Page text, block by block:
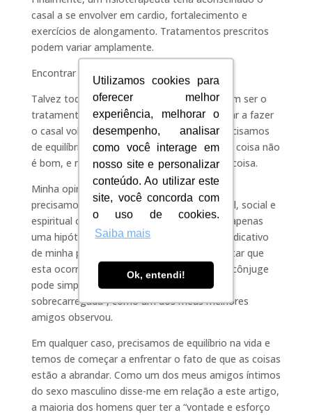
Utilizamos cookies para
oferecer melhor
experiência, melhorar o
desempenho, analisar
como você interage em
nosso site e personalizar
conteúdo. Ao utilizar este
site, você concorda com
o uso de cookies.
Saiba mais
Ok, entendi!
Utilizamos cookies para
oferecer melhor
experiência, melhorar o
desempenho, analisar
como você interage em
nosso site e personalizar
conteúdo. Ao utilizar este
site, você concorda com
o uso de cookies.
Saiba mais
Ok, entendi!
casal a se envolver em cardio, fortalecimento e
exercícios de alongamento. Tratamentos prescritos
podem variar amplamente.
Encontrar o Equilíbrio
Talvez todas essas recomendações poderiam ser o
tratamento combinado escolhido para ajudar a fazer
o casal voltar aos trilhos. O ponto é que precisamos
de equilíbrio na vida. Demasiado de qualquer coisa não
é bom, e nem o é muito pouco de qualquer coisa.
Minha opinião sobre Andropausa é dizer que
precisamos manter o equilíbrio físico, mental, social e
espiritual contínuo ao longo da vida. Esta é apenas
uma hipótese, e ela também pode ser um indicativo
de minha própria negação também. É de notar que
esta ocorre ao mesmo tempo que o nosso cônjuge
pode simplesmente começar a sentir-se
sobrecarregada”, como um dos meus melhores
amigos observou.
Em qualquer caso, precisamos de equilíbrio na vida e
temos de começar a enfrentar o fato de que as coisas
estão a abrandar. Como um dos meus amigos íntimos
do sexo masculino disse-me em relação a este artigo,
a maioria dos homens quer ter a “vontade e esforço